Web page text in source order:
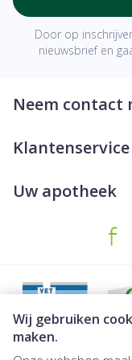
Wij gebruiken
maken.
Door op
nieuwsbrief en
Neem contact
Klantenservice
Uw apotheek